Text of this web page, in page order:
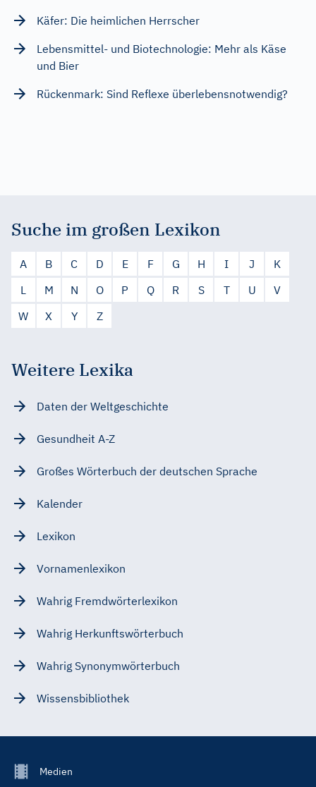
Käfer: Die heimlichen Herrscher
Lebensmittel- und Biotechnologie: Mehr als Käse
und Bier
Rückenmark: Sind Reflexe überlebensnotwendig?
Suche im großen Lexikon
A B C D E F G H I J
K
L
M N O P Q R S T U
V
W
X Y Z
Weitere Lexika
Daten der Weltgeschichte
Gesundheit A-Z
Großes Wörterbuch der deutschen Sprache
Kalender
Lexikon
Vornamenlexikon
Wahrig Fremdwörterlexikon
Wahrig Herkunftswörterbuch
Wahrig Synonymwörterbuch
Wissensbibliothek
FooterMedien